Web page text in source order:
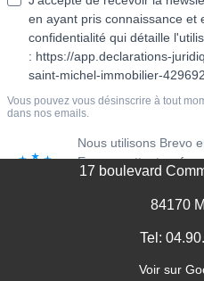
17 boulevard
84170
Tel:
Voir sur